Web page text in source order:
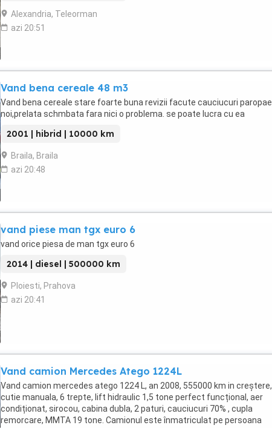
Alexandria, Teleorman
azi 20:51
Vand bena cereale 48 m3
Vand bena cereale stare foarte buna revizii facute cauciucuri paropae
noi,prelata schmbata fara nici o problema. se poate lucra cu ea
2001 | hibrid | 10000 km
Braila, Braila
azi 20:48
vand piese man tgx euro 6
vand orice piesa de man tgx euro 6
2014 | diesel | 500000 km
Ploiesti, Prahova
azi 20:41
Vand camion Mercedes Atego 1224L
Vand camion mercedes atego 1224 L, an 2008, 555000 km in creștere,
cutie manuala, 6 trepte, lift hidraulic 1,5 tone perfect funcțional, aer
condiționat, sirocou, cabina dubla, 2 paturi, cauciucuri 70% , cupla
remorcare, MMTA 19 tone. Camionul este înmatriculat pe persoana